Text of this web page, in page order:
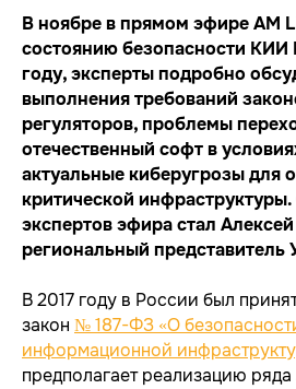
В ноябре в прямом эфире AM
состоянию безопасности
году, эксперты подробно
выполнения требований
регуляторов, проблемы
отечественный софт в
актуальные киберугрозы для
критической
экспертов эфира стал
региональный представитель
В 2017 году в России был
закон № 187-ФЗ «О
информационной
предполагает реализацию